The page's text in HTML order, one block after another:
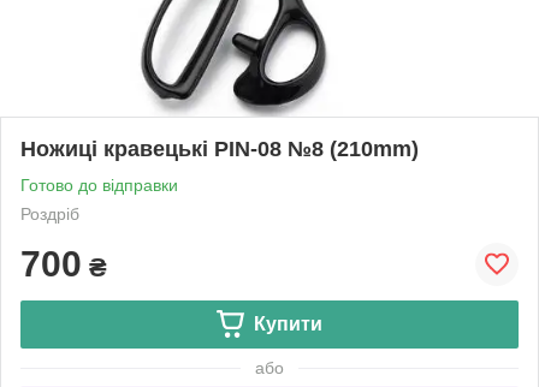
Ножиці кравецькі PIN-08 №8 (210mm)
Готово до відправки
Роздріб
700 ₴
Купити
або